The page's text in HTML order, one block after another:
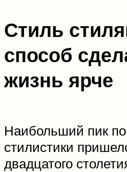
Стиль
способ
жизнь ярче
Наибольший пик
стилистики
двадцатого